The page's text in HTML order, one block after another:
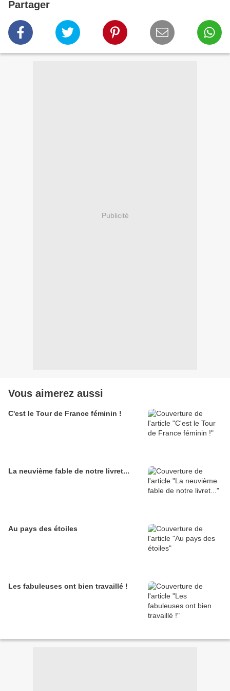
Partager
Publicité
Vous aimerez aussi
C'est le Tour de France féminin !
La neuvième fable de notre livret...
Au pays des étoiles
Les fabuleuses ont bien travaillé !